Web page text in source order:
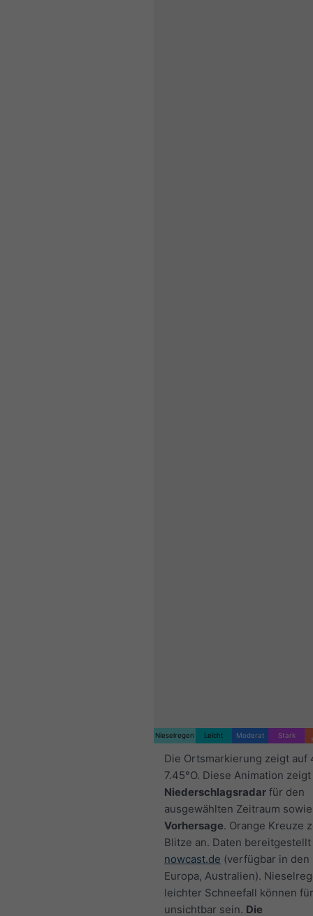
Nieselregen Leicht Moderat Stark
Die Ortsmarkierung zeigt auf
7.45°O. Diese Animation
Niederschlagsradar für den
ausgewählten Zeitraum
Vorhersage. Orange Kreuze
Blitze an. Daten
nowcast.de (verfügbar in den
Europa, Australien).
leichter Schneefall können
unsichtbar sein. Die